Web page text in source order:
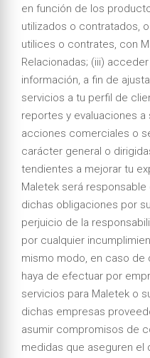
en función de los
utilizados o contratados,
utilices o contrates, con
Relacionadas; (iii)
información, a fin de
servicios a tu perfil de
reportes y evaluaciones
acciones comerciales o
carácter general o
tendientes a mejorar tu
Maletek será
dichas obligaciones por
perjuicio de la
por cualquier
mismo modo, en caso
haya de efectuar por
servicios para Maletek o
dichas empresas
asumir compromisos de
medidas que aseguren el